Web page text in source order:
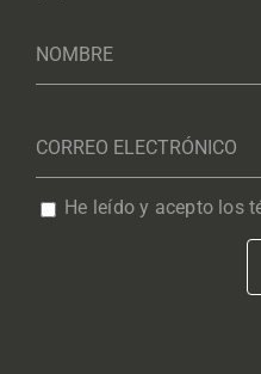
He leído y acepto los